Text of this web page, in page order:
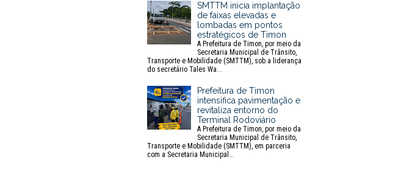
SMTTM inicia implantação
de faixas elevadas e
lombadas em pontos
estratégicos de Timon
A Prefeitura de Timon, por meio da
Secretaria Municipal de Trânsito,
Transporte e Mobilidade (SMTTM), sob a liderança
do secretário Tales Wa...
Prefeitura de Timon
intensifica pavimentação e
revitaliza entorno do
Terminal Rodoviário
A Prefeitura de Timon, por meio da
Secretaria Municipal de Trânsito,
Transporte e Mobilidade (SMTTM), em parceria
com a Secretaria Municipal...